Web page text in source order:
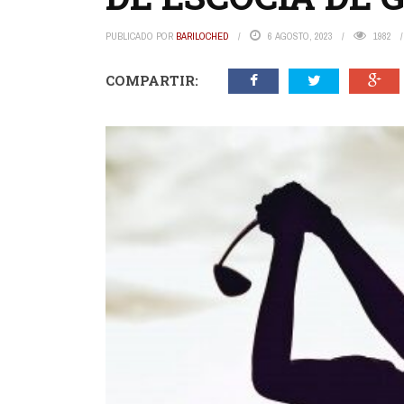
PUBLICADO POR BARILOCHED 6 AGOSTO, 2023 1982
COMPARTIR: